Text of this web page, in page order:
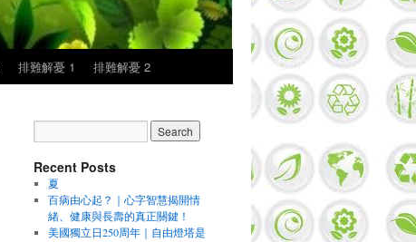
排難解憂 1 排難解憂 2
Recent Posts
夏
百病由心起？｜心字智慧揭開情
緒、健康與長壽的真正關鍵！
美國獨立日250周年｜自由燈塔是